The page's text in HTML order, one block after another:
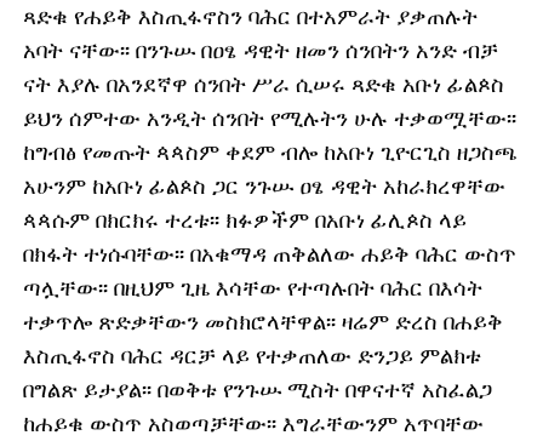
ጻድቁ የሐይቅ እስጢፋኖስን ባሕር በተአምራት ያቃጠሉት
አባት ናቸው፡፡ በንጉሡ በዐፄ ዳዊት ዘመን ሰንበትን አንድ ብቻ
ናት እያሉ በአንደኛዋ ሰንበት ሥራ ሲሠሩ ጻድቁ አቡነ ፊልጶስ
ይህን ሰምተው አንዲት ሰንበት የሚሉትን ሁሉ ተቃወሟቸው፡፡
ከግብፅ የመጡት ጳጳስም ቀደም ብሎ ከአቡነ ጊዮርጊስ ዘጋስጫ
አሁንም ከአቡነ ፊልጶስ ጋር ንጉሡ ዐፄ ዳዊት አከራክረዋቸው
ጳጳሱም በክርክሩ ተረቱ፡፡ ክፉዎችም በአቡነ ፊሊጶስ ላይ
በክፋት ተነሱባቸው፡፡ በአቁማዳ ጠቅልለው ሐይቅ ባሕር ውስጥ
ጣሏቸው፡፡ በዚህም ጊዜ እሳቸው የተጣሉበት ባሕር በእሳት
ተቃጥሎ ጽድቃቸውን መስክሮላቸዋል፡፡ ዛሬም ድረስ በሐይቅ
እስጢፋኖስ ባሕር ዳርቻ ላይ የተቃጠለው ድንጋይ ምልክቱ
በግልጽ ይታያል፡፡ በወቅቱ የንጉሡ ሚስት በዋናተኛ አስፈልጋ
ከሐይቁ ውስጥ አስወጣቻቸው፡፡ እግራቸውንም አጥባቸው